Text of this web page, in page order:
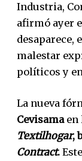
Industria,
afirmó ayer
desaparece,
malestar
políticos y
La nueva
Cevisama en
Textilhogar,
Contract.